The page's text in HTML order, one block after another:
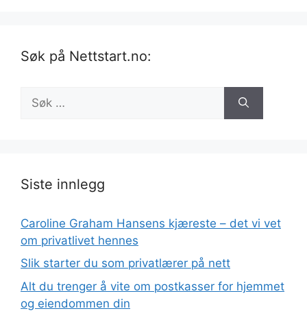
Søk på Nettstart.no:
etter:
Siste innlegg
Caroline Graham Hansens kjæreste – det vi vet
om privatlivet hennes
Slik starter du som privatlærer på nett
Alt du trenger å vite om postkasser for hjemmet
og eiendommen din